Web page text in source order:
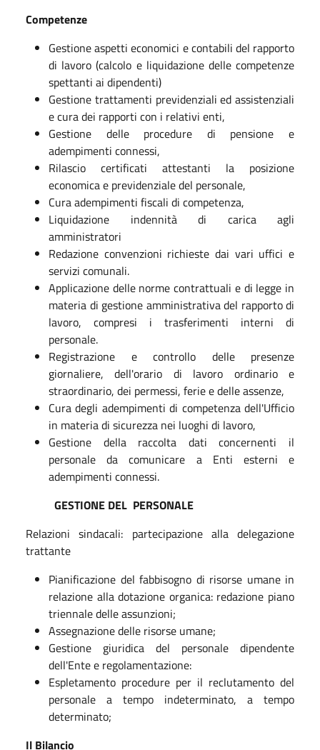
Competenze
Gestione aspetti economici e contabili del rapporto
di lavoro (calcolo e liquidazione delle competenze
spettanti ai dipendenti)
Gestione trattamenti previdenziali ed assistenziali
e cura dei rapporti con i relativi enti,
Gestione delle procedure di pensione e
adempimenti connessi,
Rilascio certificati attestanti la posizione
economica e previdenziale del personale,
Cura adempimenti fiscali di competenza,
Liquidazione indennità di carica agli
amministratori
Redazione convenzioni richieste dai vari uffici e
servizi comunali.
Applicazione delle norme contrattuali e di legge in
materia di gestione amministrativa del rapporto di
lavoro, compresi i trasferimenti interni di
personale.
Registrazione e controllo delle presenze
giornaliere, dell'orario di lavoro ordinario e
straordinario, dei permessi, ferie e delle assenze,
Cura degli adempimenti di competenza dell'Ufficio
in materia di sicurezza nei luoghi di lavoro,
Gestione della raccolta dati concernenti il
personale da comunicare a Enti esterni e
adempimenti connessi.
GESTIONE DEL PERSONALE
Relazioni sindacali: partecipazione alla delegazione
trattante
Pianificazione del fabbisogno di risorse umane in
relazione alla dotazione organica: redazione piano
triennale delle assunzioni;
Assegnazione delle risorse umane;
Gestione giuridica del personale dipendente
dell'Ente e regolamentazione:
Espletamento procedure per il reclutamento del
personale a tempo indeterminato, a tempo
determinato;
Il Bilancio